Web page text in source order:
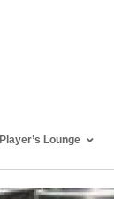
Player’s Lounge